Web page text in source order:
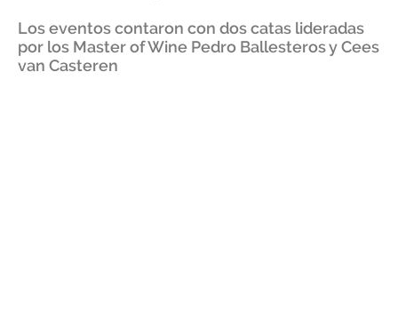
Los eventos contaron con dos catas lideradas
por los Master of Wine Pedro Ballesteros y Cees
van Casteren